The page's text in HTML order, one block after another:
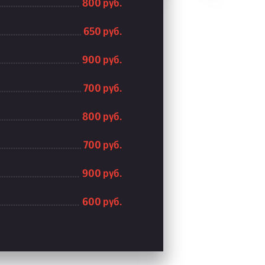
800 руб.
650 руб.
900 руб.
700 руб.
800 руб.
700 руб.
900 руб.
600 руб.